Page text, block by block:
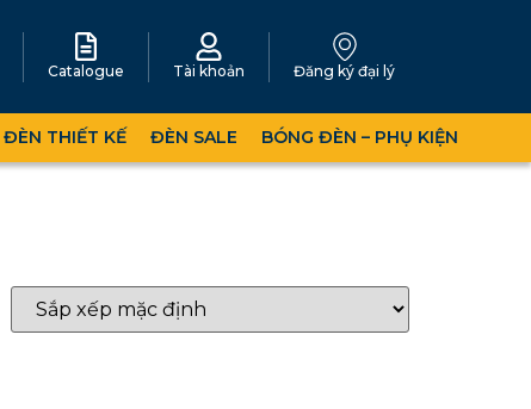
Catalogue Tài khoản Đăng ký đại lý
ĐÈN THIẾT KẾ ĐÈN SALE BÓNG ĐÈN – PHỤ KIỆN